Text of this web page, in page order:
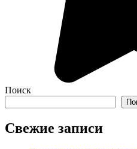
Поиск
Свежие записи